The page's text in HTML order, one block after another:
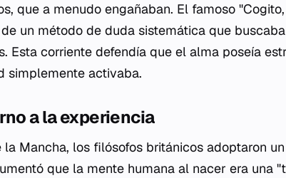
que a menudo engañaban. El famoso
un método de duda sistemática que
Esta corriente defendía que el alma poseía
simplemente activaba.
a la experiencia
Mancha, los filósofos británicos adoptaron
que la mente humana al nacer era una